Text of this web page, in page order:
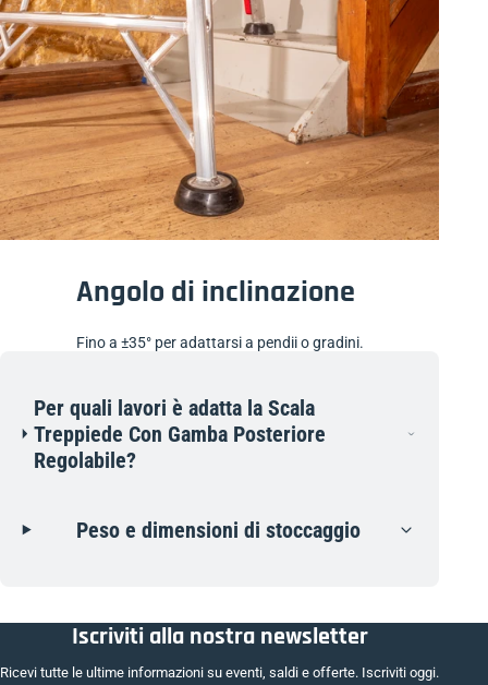
Angolo di inclinazione
Fino a ±35° per adattarsi a pendii o gradini.
Per quali lavori è adatta la Scala
Treppiede Con Gamba Posteriore
Regolabile?
Peso e dimensioni di stoccaggio
Iscriviti alla nostra newsletter
Ricevi tutte le ultime informazioni su eventi, saldi e offerte. Iscriviti oggi.